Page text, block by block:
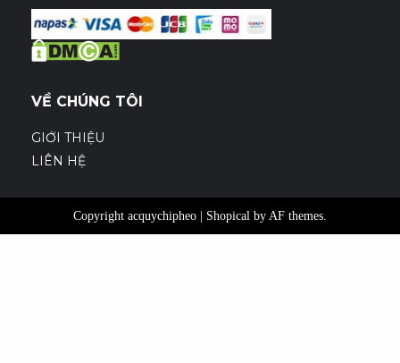
VỀ CHÚNG TÔI
GIỚI THIỆU
LIÊN HỆ
Copyright acquychipheo Shopical by AF themes.